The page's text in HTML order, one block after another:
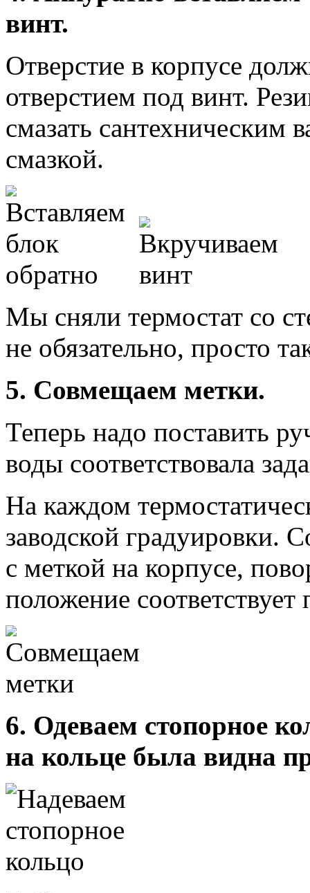
винт.
Отверстие в корпусе
отверстием под винт.
смазать сантехническим
смазкой.
Мы сняли термостат со
не обязательно, просто
5. Совмещаем метки.
Теперь надо поставить
воды соответствовала
На каждом
заводской градуировки.
с меткой на корпусе,
положение
6. Одеваем стопорное
на кольце была видна